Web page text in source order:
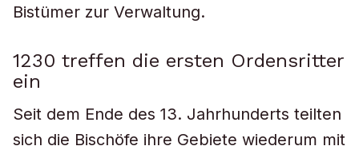
Bistümer zur Verwaltung.
1230 treffen die ersten Ordensritter
ein
Seit dem Ende des 13. Jahrhunderts teilten
sich die Bischöfe ihre Gebiete wiederum mit